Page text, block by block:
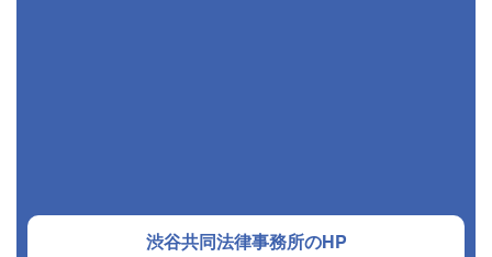
渋谷共同法律事務所のHP